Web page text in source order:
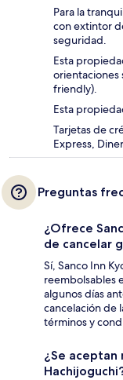
Para la
con extintor
seguridad.
Esta
orientaciones
friendly).
Esta
Tarjetas de
Express,
Preguntas
¿Ofrece
de cancelar
Sí, Sanco Inn
reembolsables
algunos días
cancelación de
términos y
¿Se aceptan